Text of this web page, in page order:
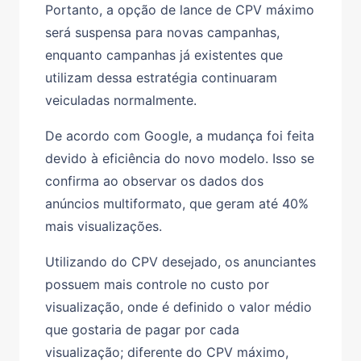
Portanto, a opção de lance de CPV máximo
será suspensa para novas campanhas,
enquanto campanhas já existentes que
utilizam dessa estratégia continuaram
veiculadas normalmente.
De acordo com Google, a mudança foi feita
devido à eficiência do novo modelo. Isso se
confirma ao observar os dados dos
anúncios multiformato, que geram até 40%
mais visualizações.
Utilizando do CPV desejado, os anunciantes
possuem mais controle no custo por
visualização, onde é definido o valor médio
que gostaria de pagar por cada
visualização; diferente do CPV máximo,